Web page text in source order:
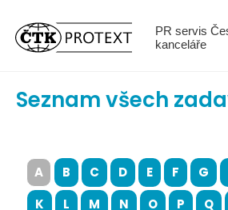
PR servis
kanceláře
Seznam všech
A B C D E F G
K
L M N O P Q